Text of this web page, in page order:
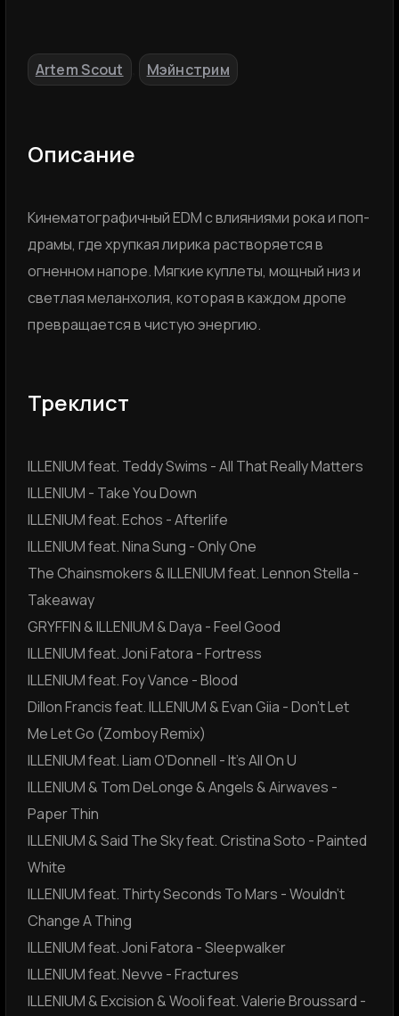
Artem Scout Мэйнстрим
Описание
Kинематографичный EDM с влияниями рока и поп-
драмы, где хрупкая лирика растворяется в
огненном напоре. Мягкие куплеты, мощный низ и
светлая меланхолия, которая в каждом дропе
превращается в чистую энергию.
Треклист
ILLENIUM feat. Teddy Swims - All That Really Matters
ILLENIUM - Take You Down
ILLENIUM feat. Echos - Afterlife
ILLENIUM feat. Nina Sung - Only One
The Chainsmokers & ILLENIUM feat. Lennon Stella -
Takeaway
GRYFFIN & ILLENIUM & Daya - Feel Good
ILLENIUM feat. Joni Fatora - Fortress
ILLENIUM feat. Foy Vance - Blood
Dillon Francis feat. ILLENIUM & Evan Giia - Don't Let
Me Let Go (Zomboy Remix)
ILLENIUM feat. Liam O'Donnell - It's All On U
ILLENIUM & Tom DeLonge & Angels & Airwaves -
Paper Thin
ILLENIUM & Said The Sky feat. Cristina Soto - Painted
White
ILLENIUM feat. Thirty Seconds To Mars - Wouldn't
Change A Thing
ILLENIUM feat. Joni Fatora - Sleepwalker
ILLENIUM feat. Nevve - Fractures
ILLENIUM & Excision & Wooli feat. Valerie Broussard -